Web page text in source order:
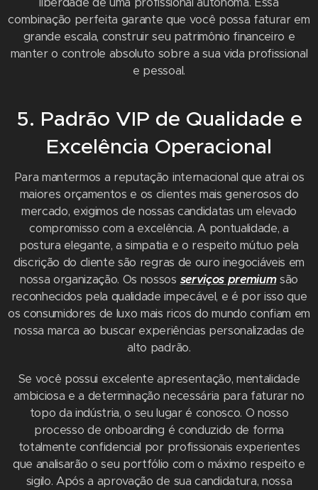
combinação perfeita garante que você possa faturar em
grande escala, construir seu patrimônio financeiro e
manter o controle absoluto sobre a sua vida profissional
e pessoal.
5. Padrão VIP de Qualidade e
Excelência Operacional
Para mantermos a reputação internacional que atrai os
maiores orçamentos e os clientes mais generosos do
mercado, exigimos de nossas candidatas um elevado
compromisso com a excelência. A pontualidade, a
postura elegante, a simpatia e o respeito mútuo pela
discrição do cliente são regras de ouro inegociáveis em
nossa organização. Os nossos serviços premiumsão
reconhecidos pela qualidade impecável, e é por isso que
os consumidores de luxo mais ricos do mundo confiam em
nossa marca ao buscar experiências personalizadas de
alto padrão.
Se você possui excelente apresentação, mentalidade
ambiciosa e a determinação necessária para faturar no
topo da indústria, o seu lugar é conosco. O nosso
processo de onboarding é conduzido de forma
totalmente confidencial por profissionais experientes
que analisarão o seu portfólio com o máximo respeito e
sigilo. Após a aprovação de sua candidatura, nossa